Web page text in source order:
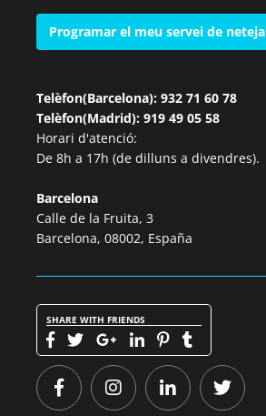
Programar el meu servei de neteja
Telèfon(Barcelona): 932 71 60 78
Telèfon(Madrid): 919 49 05 58
Horari d'atenció:
De 8h a 17h (de dilluns a divendres).
Barcelona
Calle de la Fruita, 3
Barcelona, 08002, España
SHARE WITH FRIENDS